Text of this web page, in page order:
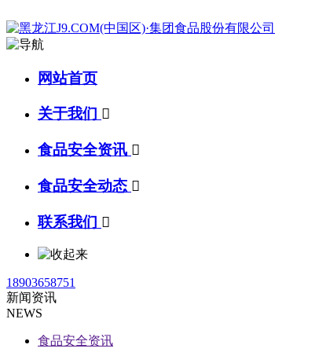
网站首页
关于我们 
食品安全资讯 
食品安全动态 
联系我们 
18903658751
新闻资讯
NEWS
食品安全资讯